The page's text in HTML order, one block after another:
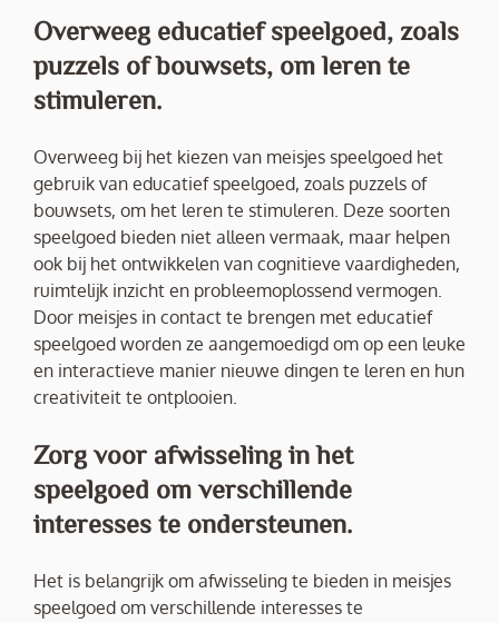
Overweeg educatief speelgoed, zoals
puzzels of bouwsets, om leren te
stimuleren.
Overweeg bij het kiezen van meisjes speelgoed het
gebruik van educatief speelgoed, zoals puzzels of
bouwsets, om het leren te stimuleren. Deze soorten
speelgoed bieden niet alleen vermaak, maar helpen
ook bij het ontwikkelen van cognitieve vaardigheden,
ruimtelijk inzicht en probleemoplossend vermogen.
Door meisjes in contact te brengen met educatief
speelgoed worden ze aangemoedigd om op een leuke
en interactieve manier nieuwe dingen te leren en hun
creativiteit te ontplooien.
Zorg voor afwisseling in het
speelgoed om verschillende
interesses te ondersteunen.
Het is belangrijk om afwisseling te bieden in meisjes
speelgoed om verschillende interesses te